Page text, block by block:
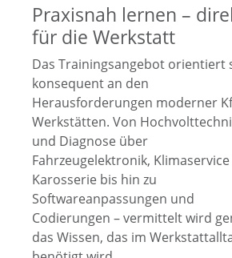
Praxisnah lernen –
für die Werkstatt
Das Trainingsangebot orientiert
konsequent an den
Herausforderungen moderner
Werkstätten. Von
und Diagnose über
Fahrzeugelektronik,
Karosserie bis hin zu
Softwareanpassungen und
Codierungen – vermittelt wird
das Wissen, das im